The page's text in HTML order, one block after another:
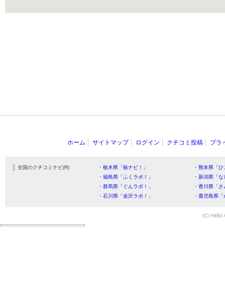
ホーム サイトマップ ログイン クチコミ投稿 プラ
全国のクチコミナビ(R) ・栃木県「栃ナビ！」
・熊本県「
・福島県「ふくラボ！」
・新潟県「
・群馬県「ぐんラボ！」
・香川県「
・石川県「金沢ラボ！」
・鹿児島県
(C) HitBit